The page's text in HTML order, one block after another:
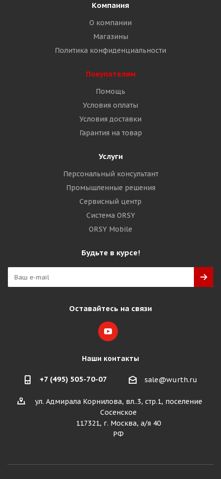
Компания
О компании
Магазины
Политика конфиденциальности
Покупателям
Помощь
Условия оплаты
Условия доставки
Гарантия на товар
Услуги
Персональный консультант
Промышленные решения
Сервисный центр
Система ORSY
ORSY Mobile
Будьте в курсе!
Оставайтесь на связи
Наши контакты
+7 (495) 505-70-07 sale@wurth.ru
ул. Адмирала Корнилова, вл..3, стр.1, поселение
Сосенское
117321, г. Москва, а/я 40
РФ